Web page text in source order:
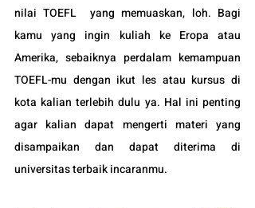
nilai TOEFL  yang memuaskan, loh. Bagi
kamu yang ingin kuliah ke Eropa atau
TOEFL-mu dengan ikut les atau kursus di
kota kalian terlebih dulu ya. Hal ini penting
agar kalian dapat mengerti materi yang
disampaikan dan dapat diterima di
universitas terbaik incaranmu.